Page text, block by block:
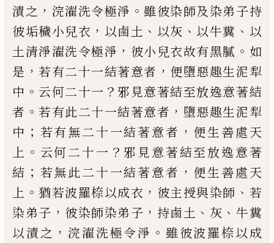
漬之 ， 浣濯洗令極淨 。雖彼染師及染弟子持
彼垢穢小兒衣 ， 以鹵土 、 以灰 、 以牛糞 、 以
土清淨濯洗令極淨 ， 彼小 兒衣故有黑膩 。 如
是 ，若有二十一結著意者 ， 便墮惡趣生泥犁
中 。 云何二十一 ？ 邪見意著結至放逸意著結
者 。若有此二十一結著意者 ， 墮惡趣生泥犁
中 ； 若有無二十一結著意者 ， 便生善處天
上 。 云何二十一 ？ 邪見意著結至放逸意著
結 ； 若無此二十一結著意者 ， 便生善處天
上 。猶若波羅㮈以成衣 ， 彼主授與染師 、 若
染弟子 ， 彼染師染弟子 ， 持鹵土 、 灰 、牛糞
以漬之 ，浣濯洗極令淨 。 雖彼波羅㮈以成